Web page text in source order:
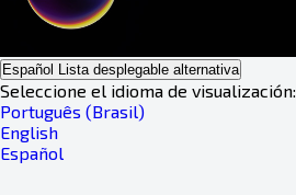
Español Lista desplegable alternativa
Seleccione el idioma de visualización:
Português (Brasil)
English
Español